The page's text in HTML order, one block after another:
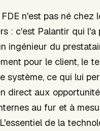
n'est pas né chez
: c'est Palantir qui l'a
ingénieur du
pour le client, le
système, ce qui lui
direct aux
au fur et à
de la